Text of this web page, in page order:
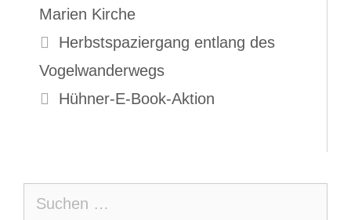
Marien Kirche
Herbstspaziergang entlang des
Vogelwanderwegs
Hühner-E-Book-Aktion
nach: